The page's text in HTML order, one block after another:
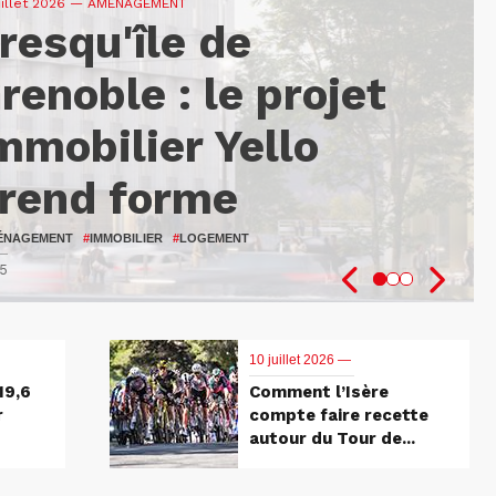
2026 — AMÉNAGEMENT
de
: le projet
Yello
forme
# IMMOBILIER # LOGEMENT
M€ pour
au
des patients
#UGA # RECHERCHE
—
l’Isère
faire recette
du Tour de
2026
#ISÈRE # ATTRACTIVITÉ DU TERRITOIRE
10 juillet 2026 —
Comment l’Isère
compte faire recette
autour du Tour de...